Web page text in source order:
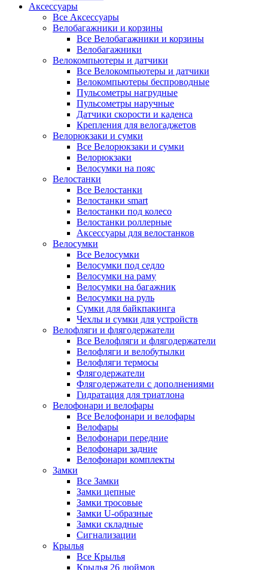
Аксессуары
Все Аксессуары
Велобагажники и корзины
Все Велобагажники и корзины
Велобагажники
Велокомпьютеры и датчики
Все Велокомпьютеры и датчики
Велокомпьютеры беспроводные
Пульсометры нагрудные
Пульсометры наручные
Датчики скорости и каденса
Крепления для велогаджетов
Велорюкзаки и сумки
Все Велорюкзаки и сумки
Велорюкзаки
Велосумки на пояс
Велостанки
Все Велостанки
Велостанки smart
Велостанки под колесо
Велостанки роллерные
Аксессуары для велостанков
Велосумки
Все Велосумки
Велосумки под седло
Велосумки на раму
Велосумки на багажник
Велосумки на руль
Сумки для байкпакинга
Чехлы и сумки для устройств
Велофляги и флягодержатели
Все Велофляги и флягодержатели
Велофляги и велобутылки
Велофляги термосы
Флягодержатели
Флягодержатели с дополнениями
Гидратация для триатлона
Велофонари и велофары
Все Велофонари и велофары
Велофары
Велофонари передние
Велофонари задние
Велофонари комплекты
Замки
Все Замки
Замки цепные
Замки тросовые
Замки U-образные
Замки складные
Сигнализации
Крылья
Все Крылья
Крылья 26 дюймов